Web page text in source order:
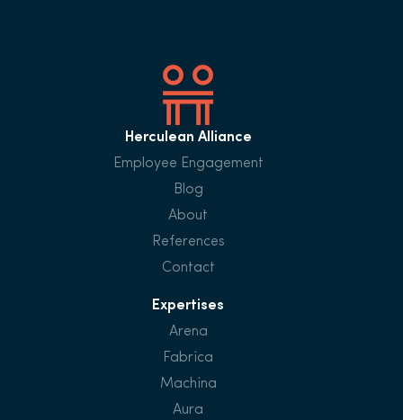
Herculean Alliance
Employee Engagement
Blog
About
References
Contact
Expertises
Arena
Fabrica
Machina
Aura